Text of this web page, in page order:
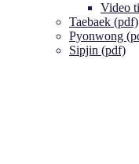
Video
Taebaek (pdf)
Pyonwong
Sipjin (pdf)